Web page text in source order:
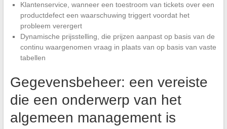
Klantenservice, wanneer een toestroom van tickets over een
productdefect een waarschuwing triggert voordat het
probleem verergert
Dynamische prijsstelling, die prijzen aanpast op basis van de
continu waargenomen vraag in plaats van op basis van vaste
tabellen
Gegevensbeheer: een vereiste
die een onderwerp van het
algemeen management is